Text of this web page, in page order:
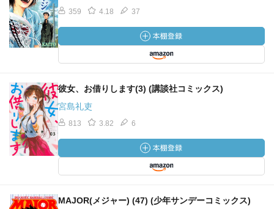
359 4.18 37
彼女、お借りします(3) (講談社コミックス)
宮島礼吏
813 3.82 6
MAJOR(メジャー) (47) (少年サンデーコミックス)